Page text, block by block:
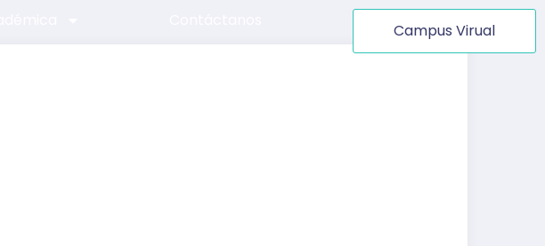
Campus Virual